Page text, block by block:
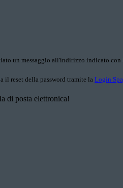
un messaggio all'indirizzo indicato con
il reset della password tramite la Login
di posta elettronica!